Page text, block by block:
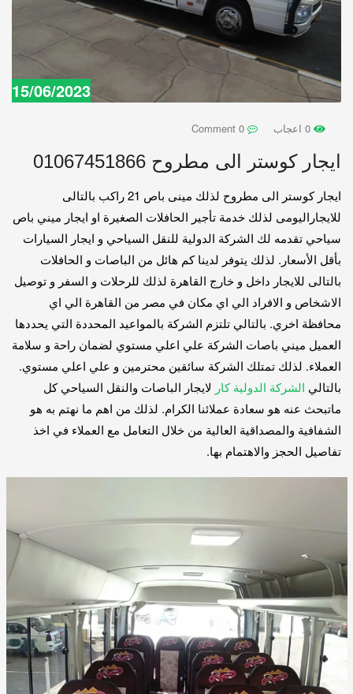
15/06/2023
ايجار كوستر الى مطروح 01067451866
ايجار كوستر الى مطروح لذلك مينى باص 21 راكب بالتالى
للايجاراليومى لذلك خدمة تأجير الحافلات الصغيرة او ايجار ميني باص
سياحي تقدمه لك الشركة الدولية للنقل السياحي و ايجار السيارات
بأقل الأسعار. لذلك يتوفر لدينا كم هائل من الباصات و الحافلات
بالتالى للايجار داخل و خارج القاهرة لذلك للرحلات و السفر و توصيل
الاشخاص و الافراد الي اي مكان في مصر من القاهرة الي اي
محافظة اخري. بالتالي تلتزم الشركة بالمواعيد المحددة التي يحددها
العميل ميني باصات الشركة علي اعلي مستوي لضمان راحة و سلامة
العملاء. لذلك تمتلك الشركة سائقين محترمين و علي اعلي مستوي.
بالتالي الشركة الدولية كار لايجار الباصات والنقل السياحي كل
ماتبحث عنه هو سعادة عملائنا الكرام. لذلك من اهم ما نهتم به هو
الشفافية والمصداقية العالية من خلال التعامل مع العملاء في اخذ
تفاصيل الحجز والاهتمام بها.